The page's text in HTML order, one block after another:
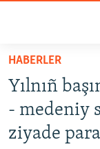
Esas
qaytmaq
Baş
navigatsiyağa
qaytmaq
HABERLER
SİYASET
İQTİSADİYAT
HABERLER
Yılnıñ
- medeniy
ziyade